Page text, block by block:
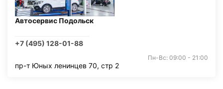
Автосервис Подольск
+7 (495) 128-01-88
Пн-Вс: 09:00 - 21:00
пр-т Юных ленинцев 70, стр 2